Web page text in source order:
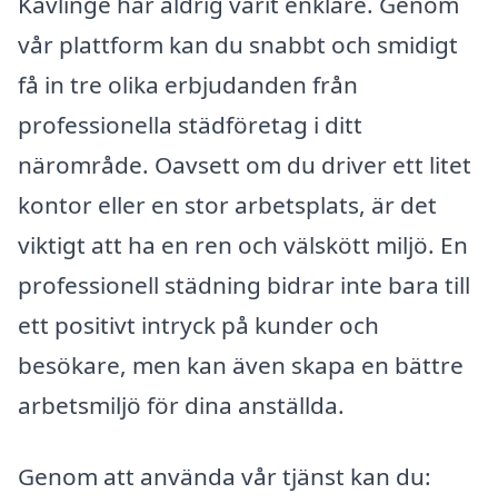
vår plattform kan du snabbt och smidigt
få in tre olika erbjudanden från
professionella städföretag i ditt
närområde. Oavsett om du driver ett litet
kontor eller en stor arbetsplats, är det
viktigt att ha en ren och välskött miljö. En
professionell städning bidrar inte bara till
ett positivt intryck på kunder och
besökare, men kan även skapa en bättre
arbetsmiljö för dina anställda.
Genom att använda vår tjänst kan du: